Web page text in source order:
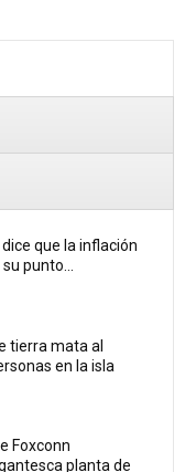
dice que la inflación
punto...
tierra mata al
en la isla
Foxconn
planta de